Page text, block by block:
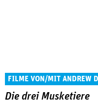
FILME VON/MIT ANDREW
Die drei Musketiere